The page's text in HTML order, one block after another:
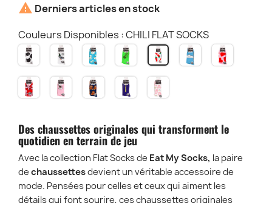
 Derniers articles en stock
Couleurs Disponibles : CHILI FLAT SOCKS
CAT
FLAT
SOCKS
PIGEON
FLAT
SOCKS
LATE
BUNNY
FLAT
SOCKS
HOT
DOG
FLAT
SOCKS
CHILI
FLAT
SOCKS
CLOUD
FLAT
LOVE
FLAT
DAISY
FLAT
VINTAGE
CAT
TEDDY
BEAR
OFFLINE
FLAT
TEDDY
RAIMBOW
Des chaussettes originales qui transforment le
quotidien en terrain de jeu
Avec la collection Flat Socks de Eat My Socks, la paire
de chaussettesdevient un véritable accessoire de
mode. Pensées pour celles et ceux qui aiment les
détails qui font sourire, ces chaussettes originales